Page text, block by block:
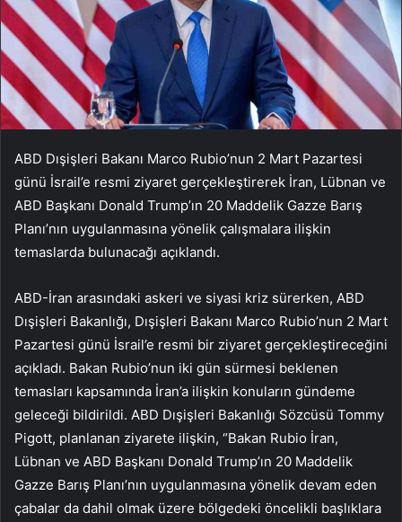
ABD Dışişleri Bakanı Marco Rubio’nun 2 Mart Pazartesi
günü İsrail’e resmi ziyaret gerçekleştirerek İran, Lübnan ve
ABD Başkanı Donald Trump’ın 20 Maddelik Gazze Barış
Planı’nın uygulanmasına yönelik çalışmalara ilişkin
temaslarda bulunacağı açıklandı.
ABD-İran arasındaki askeri ve siyasi kriz sürerken, ABD
Dışişleri Bakanlığı, Dışişleri Bakanı Marco Rubio’nun 2 Mart
Pazartesi günü İsrail’e resmi bir ziyaret gerçekleştireceğini
açıkladı. Bakan Rubio’nun iki gün sürmesi beklenen
temasları kapsamında İran’a ilişkin konuların gündeme
geleceği bildirildi. ABD Dışişleri Bakanlığı Sözcüsü Tommy
Pigott, planlanan ziyarete ilişkin, “Bakan Rubio İran,
Lübnan ve ABD Başkanı Donald Trump’ın 20 Maddelik
Gazze Barış Planı’nın uygulanmasına yönelik devam eden
çabalar da dahil olmak üzere bölgedeki öncelikli başlıklara